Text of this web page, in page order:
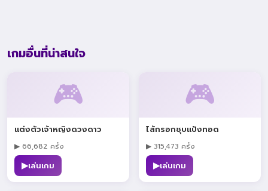
เกมอื่นที่น่าสนใจ
🎮
แต่งตัวเจ้าหญิงดวงดาว
▶ 66,682 ครั้ง
▶เล่นเกม
🎮
ไส้กรอกชุบแป้งทอด
▶ 315,473 ครั้ง
▶เล่นเกม